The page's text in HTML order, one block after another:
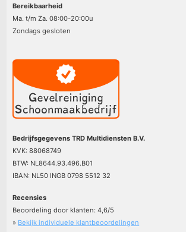
Bereikbaarheid
Ma. t/m Za. 08:00-20:00u
Zondags gesloten
Bedrijfsgegevens TRD Multidiensten B.V.
KVK: 88068749
BTW: NL8644.93.496.B01
IBAN: NL50 INGB 0798 5512 32
Recensies
Beoordeling door klanten:4,6/5
» Bekijk individuele klantbeoordelingen